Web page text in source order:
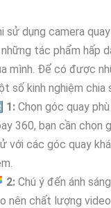
sử dụng camera
những tác phẩm hấp
mình. Để có được
số kinh nghiệm chia
1: Chọn góc quay
360, bạn cần chọn
với các góc quay
2: Chú ý đến ánh
nên chất lượng